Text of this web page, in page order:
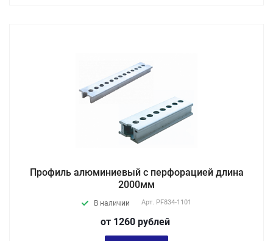
Профиль алюминиевый с перфорацией длина
2000мм
В наличии Арт. PF834-1101
от 1260 рублей